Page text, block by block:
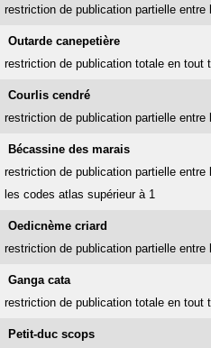
restriction de publication partielle
Outarde canepetière
restriction de publication totale en tout
Courlis cendré
restriction de publication partielle
Bécassine des marais
restriction de publication partielle
les codes atlas supérieur à 1
Oedicnème criard
restriction de publication partielle
Ganga cata
restriction de publication totale en tout
Petit-duc scops